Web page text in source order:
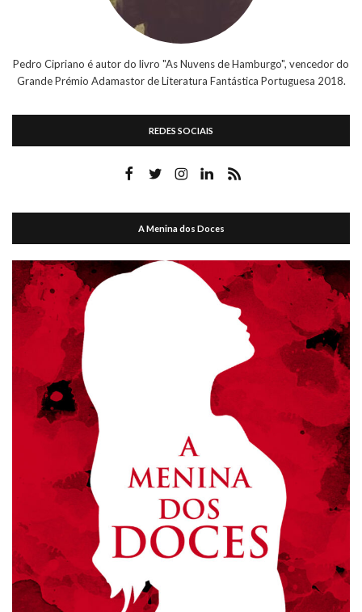
Pedro Cipriano é autor do livro "As Nuvens de Hamburgo", vencedor do
Grande Prémio Adamastor de Literatura Fantástica Portuguesa 2018.
REDES SOCIAIS
A Menina dos Doces